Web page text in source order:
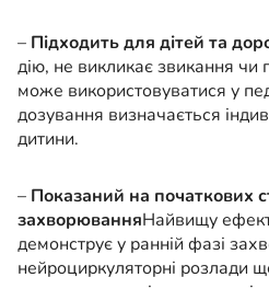
– Підходить для дітей та
дію, не викликає звикання чи
може використовуватися у
дозування визначається
дитини.
– Показаний на початкових
захворюванняНайвищу
демонструє у ранній фазі
нейроциркуляторні розлади